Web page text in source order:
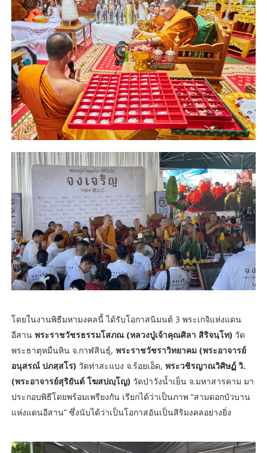
โดยในงานพิธีมหามงคลนี้ ได้รับโอกาสนิมนต์ 3 พระเกจิแห่งแดน
อีสาน พระราชวัชรธรรมโสภณ (หลวงปู่เจ้าคุณศิลา สิริจนฺโท) วัด
พระธาตุหมื่นหิน จ.กาฬสินธุ์, พระราชวัชราวิทยาคม (พระอาจารย์
อนุสรณ์ ปภสฺสโร) วัดท่าสะแบง จ.ร้อยเอ็ด, พระวชิรญาณวิศิษฏ์ วิ.
(พระอาจารย์สุริยันต์ โฆสปญฺโญ) วัดป่าวังน้ำเย็น จ.มหาสารคาม มา
ประกอบพิธีโดยพร้อมเพรียงกัน เรียกได้ว่าเป็นภาพ “สามดอกบัวบาน
แห่งแดนอีสาน” ซึ่งนับได้ว่าเป็นโอกาสอันเป็นสิริมงคลอย่างยิ่ง